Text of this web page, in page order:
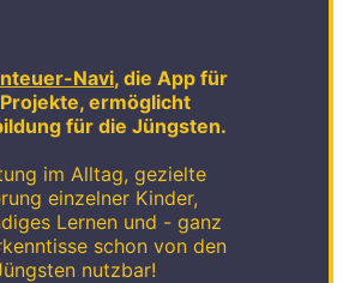
Navi, die App für
ermöglicht
für die Jüngsten.
im Alltag, gezielte
einzelner Kinder,
Lernen und - ganz
schon von den
nutzbar!